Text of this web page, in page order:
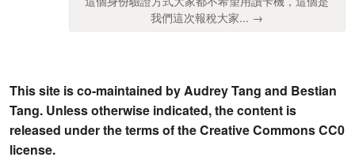
我們這次報稅大家... →
This site is co-maintained by Audrey Tang and Bestian
Tang. Unless otherwise indicated, the content is
released under the terms of the Creative Commons CC0
license.